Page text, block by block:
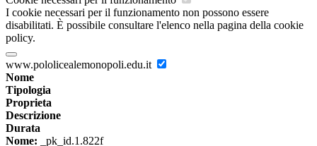
I cookie necessari per il funzionamento non possono essere
disabilitati. È possibile consultare l'elenco nella pagina della cookie
policy.
www.pololicealemonopoli.edu.it
Nome
Tipologia
Proprieta
Descrizione
Durata
Nome: _pk_id.1.822f